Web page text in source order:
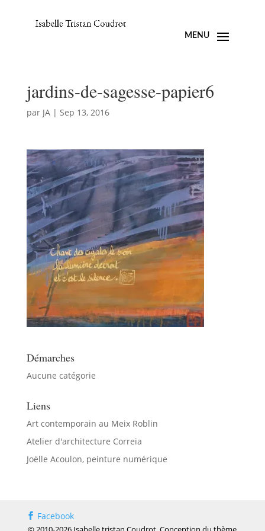
jardins-de-sagesse-papier6
par JA| Sep 13, 2016
Démarches
Aucune catégorie
Liens
Art contemporain au Meix Roblin
Atelier d'architecture Correia
Joëlle Acoulon, peinture numérique
Facebook